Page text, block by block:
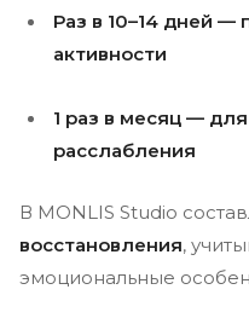
Раз в 10–14 дней —
активности
1 раз в месяц —
расслабления
В MONLIS Studio
восстановления,
эмоциональные